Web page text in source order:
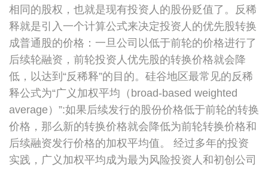
相同的股权，也就是现有投资人的股份贬值了。反稀
释就是引入一个计算公式来决定投资人的优先股转换
成普通股的价格：一旦公司以低于前轮的价格进行了
后续轮融资，前轮投资人优先股的转换价格就会降
低，以达到“反稀释”的目的。硅谷地区最常见的反稀
释公式为“广义加权平均（broad-based weighted
average）”:如果后续发行的股份价格低于前轮的转换
价格，那么新的转换价格就会降低为前轮转换价格和
后续融资发行价格的加权平均值。 经过多年的投资
实践，广义加权平均成为最为风险投资人和初创公司